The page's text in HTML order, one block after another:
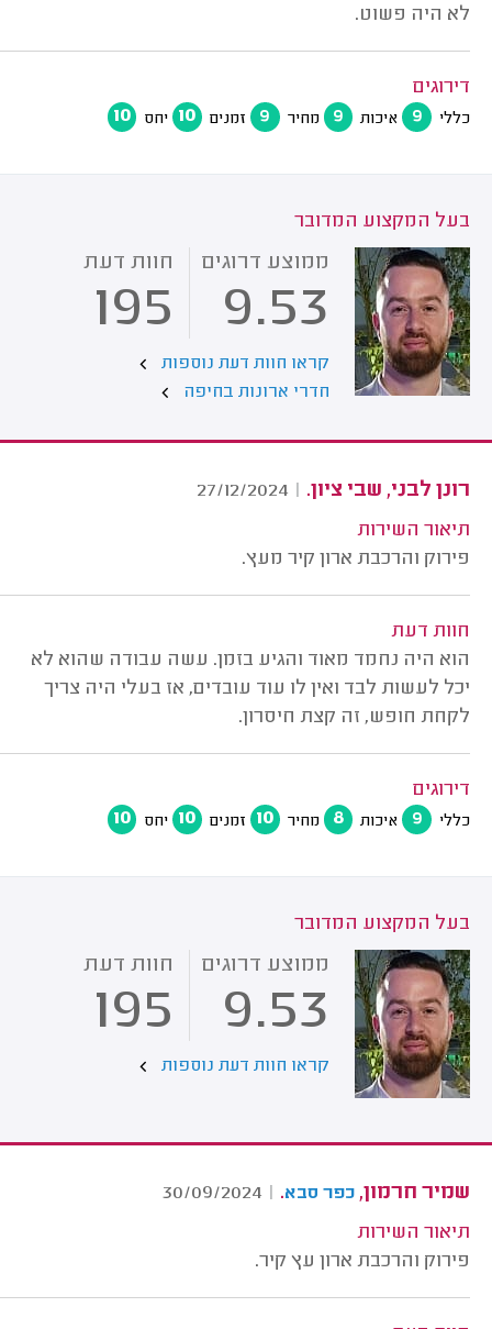
לא היה פשוט.
דירוגים
כללי 9 איכות 9 מחיר 9 זמנים 10 יחס 10
בעל המקצוע המדובר
ממוצע דרוגים
9.53
חוות דעת
195
קראו חוות דעת נוספות
חדרי ארונות בחיפה
רונן לבני, שבי ציון. |
27/12/2024
תיאור השירות
פירוק והרכבת ארון קיר מעץ.
חוות דעת
הוא היה נחמד מאוד והגיע בזמן. עשה עבודה שהוא לא
יכל לעשות לבד ואין לו עוד עובדים, אז בעלי היה צריך
לקחת חופש, זה קצת חיסרון.
דירוגים
כללי 9 איכות 8 מחיר 10 זמנים 10 יחס 10
בעל המקצוע המדובר
ממוצע דרוגים
9.53
חוות דעת
195
קראו חוות דעת נוספות
שמיר חרמון, כפר סבא.
|
30/09/2024
תיאור השירות
פירוק והרכבת ארון עץ קיר.